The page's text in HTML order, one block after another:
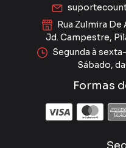
Rua Zulmira De
Jd. Campestre,
Segunda à
Sábado,
Formas